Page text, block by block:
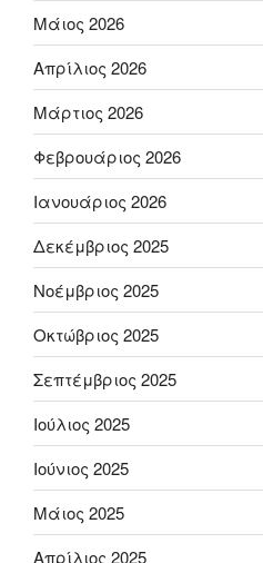
Μάιος 2026
Απρίλιος 2026
Μάρτιος 2026
Φεβρουάριος 2026
Ιανουάριος 2026
Δεκέμβριος 2025
Νοέμβριος 2025
Οκτώβριος 2025
Σεπτέμβριος 2025
Ιούλιος 2025
Ιούνιος 2025
Μάιος 2025
Απρίλιος 2025